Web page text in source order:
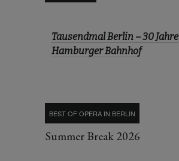
Tausendmal Berlin – 30 Jahre
Hamburger Bahnhof
BEST OF OPERA IN BERLIN
Summer Break 2026